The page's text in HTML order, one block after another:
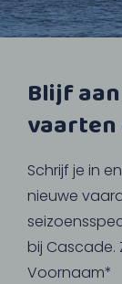
Blijf
Schrijf je in
nieuwe
bij Cascade.
Voornaam*